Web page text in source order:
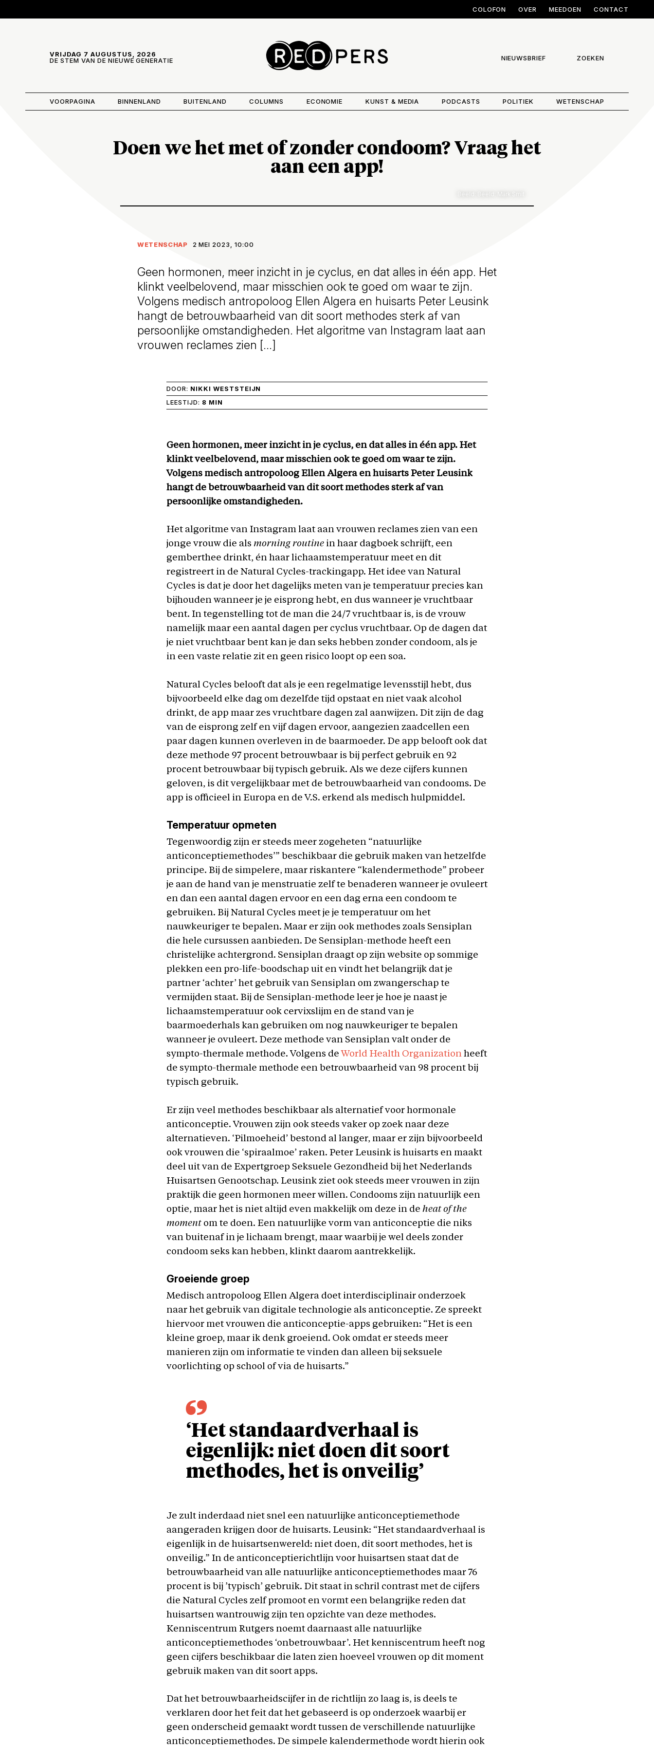
COLOFON OVER MEEDOEN CONTACT
VRIJDAG 7 AUGUSTUS, 2026
DE STEM VAN DE NIEUWE GENERATIE
NIEUWSBRIEF ZOEKEN
VOORPAGINA BINNENLAND BUITENLAND COLUMNS ECONOMIE KUNST & MEDIA PODCASTS POLITIEK WETENSCHAP
Doen we het met of zonder condoom? Vraag het
aan een app!
Beeld: Beeld: Mark Smit
WETENSCHAP 2 MEI 2023, 10:00
Geen hormonen, meer inzicht in je cyclus, en dat alles in één app. Het
klinkt veelbelovend, maar misschien ook te goed om waar te zijn.
Volgens medisch antropoloog Ellen Algera en huisarts Peter Leusink
hangt de betrouwbaarheid van dit soort methodes sterk af van
persoonlijke omstandigheden. Het algoritme van Instagram laat aan
vrouwen reclames zien […]
DOOR: NIKKI WESTSTEIJN
LEESTIJD: 8 MIN
Geen hormonen, meer inzicht in je cyclus, en dat alles in één app. Het
klinkt veelbelovend, maar misschien ook te goed om waar te zijn.
Volgens medisch antropoloog Ellen Algera en huisarts Peter Leusink
hangt de betrouwbaarheid van dit soort methodes sterk af van
persoonlijke omstandigheden.
Het algoritme van Instagram laat aan vrouwen reclames zien van een
jonge vrouw die als morning routine in haar dagboek schrijft, een
gemberthee drinkt, én haar lichaamstemperatuur meet en dit
registreert in de Natural Cycles-trackingapp. Het idee van Natural
Cycles is dat je door het dagelijks meten van je temperatuur precies kan
bijhouden wanneer je je eisprong hebt, en dus wanneer je vruchtbaar
bent. In tegenstelling tot de man die 24/7 vruchtbaar is, is de vrouw
namelijk maar een aantal dagen per cyclus vruchtbaar. Op de dagen dat
je niet vruchtbaar bent kan je dan seks hebben zonder condoom, als je
in een vaste relatie zit en geen risico loopt op een soa.
Natural Cycles belooft dat als je een regelmatige levensstijl hebt, dus
bijvoorbeeld elke dag om dezelfde tijd opstaat en niet vaak alcohol
drinkt, de app maar zes vruchtbare dagen zal aanwijzen. Dit zijn de dag
van de eisprong zelf en vijf dagen ervoor, aangezien zaadcellen een
paar dagen kunnen overleven in de baarmoeder. De app belooft ook dat
deze methode 97 procent betrouwbaar is bij perfect gebruik en 92
procent betrouwbaar bij typisch gebruik. Als we deze cijfers kunnen
geloven, is dit vergelijkbaar met de betrouwbaarheid van condooms. De
app is officieel in Europa en de V.S. erkend als medisch hulpmiddel.
Temperatuur opmeten
Tegenwoordig zijn er steeds meer zogeheten “natuurlijke
anticonceptiemethodes’” beschikbaar die gebruik maken van hetzelfde
principe. Bij de simpelere, maar riskantere “kalendermethode” probeer
je aan de hand van je menstruatie zelf te benaderen wanneer je ovuleert
en dan een aantal dagen ervoor en een dag erna een condoom te
gebruiken. Bij Natural Cycles meet je je temperatuur om het
nauwkeuriger te bepalen. Maar er zijn ook methodes zoals Sensiplan
die hele cursussen aanbieden. De Sensiplan-methode heeft een
christelijke achtergrond. Sensiplan draagt op zijn website op sommige
plekken een pro-life-boodschap uit en vindt het belangrijk dat je
partner ‘achter’ het gebruik van Sensiplan om zwangerschap te
vermijden staat. Bij de Sensiplan-methode leer je hoe je naast je
lichaamstemperatuur ook cervixslijm en de stand van je
baarmoederhals kan gebruiken om nog nauwkeuriger te bepalen
wanneer je ovuleert. Deze methode van Sensiplan valt onder de
sympto-thermale methode. Volgens de World Health Organization heeft
de sympto-thermale methode een betrouwbaarheid van 98 procent bij
typisch gebruik.
Er zijn veel methodes beschikbaar als alternatief voor hormonale
anticonceptie. Vrouwen zijn ook steeds vaker op zoek naar deze
alternatieven. ‘Pilmoeheid’ bestond al langer, maar er zijn bijvoorbeeld
ook vrouwen die ‘spiraalmoe’ raken. Peter Leusink is huisarts en maakt
deel uit van de Expertgroep Seksuele Gezondheid bij het Nederlands
Huisartsen Genootschap. Leusink ziet ook steeds meer vrouwen in zijn
praktijk die geen hormonen meer willen. Condooms zijn natuurlijk een
optie, maar het is niet altijd even makkelijk om deze in de heat of the
moment om te doen. Een natuurlijke vorm van anticonceptie die niks
van buitenaf in je lichaam brengt, maar waarbij je wel deels zonder
condoom seks kan hebben, klinkt daarom aantrekkelijk.
Groeiende groep
Medisch antropoloog Ellen Algera doet interdisciplinair onderzoek
naar het gebruik van digitale technologie als anticonceptie. Ze spreekt
hiervoor met vrouwen die anticonceptie-apps gebruiken: “Het is een
kleine groep, maar ik denk groeiend. Ook omdat er steeds meer
manieren zijn om informatie te vinden dan alleen bij seksuele
voorlichting op school of via de huisarts.”
‘Het standaardverhaal is
eigenlijk: niet doen dit soort
methodes, het is onveilig’
Je zult inderdaad niet snel een natuurlijke anticonceptiemethode
aangeraden krijgen door de huisarts. Leusink: “Het standaardverhaal is
eigenlijk in de huisartsenwereld: niet doen, dit soort methodes, het is
onveilig.” In de anticonceptierichtlijn voor huisartsen staat dat de
betrouwbaarheid van alle natuurlijke anticonceptiemethodes maar 76
procent is bij ’typisch’ gebruik. Dit staat in schril contrast met de cijfers
die Natural Cycles zelf promoot en vormt een belangrijke reden dat
huisartsen wantrouwig zijn ten opzichte van deze methodes.
Kenniscentrum Rutgers noemt daarnaast alle natuurlijke
anticonceptiemethodes ‘onbetrouwbaar’. Het kenniscentrum heeft nog
geen cijfers beschikbaar die laten zien hoeveel vrouwen op dit moment
gebruik maken van dit soort apps.
Dat het betrouwbaarheidscijfer in de richtlijn zo laag is, is deels te
verklaren door het feit dat het gebaseerd is op onderzoek waarbij er
geen onderscheid gemaakt wordt tussen de verschillende natuurlijke
anticonceptiemethodes. De simpele kalendermethode wordt hierin ook